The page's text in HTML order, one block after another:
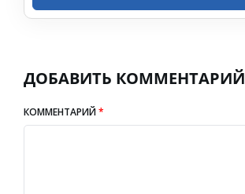
ДОБАВИТЬ КОММЕНТАРИЙ
КОММЕНТАРИЙ*